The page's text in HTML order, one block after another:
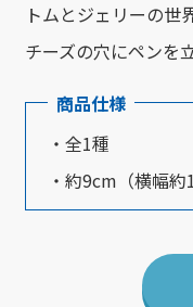
トムとジェリーの世
チーズの穴にペンを
商品仕様
・全1種
・約9cm（横幅約